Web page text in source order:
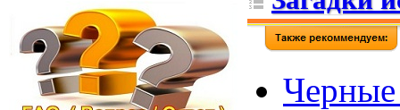
Черные